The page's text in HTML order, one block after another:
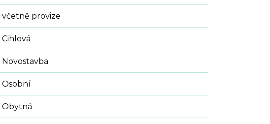
včetně provize
Cihlová
Novostavba
Osobní
Obytná